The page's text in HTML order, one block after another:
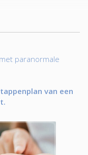
paranormale
van een